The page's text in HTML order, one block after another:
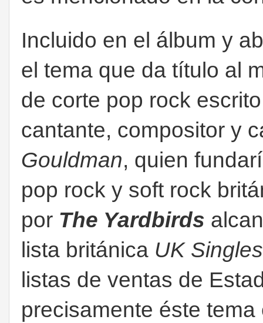
Incluido en el álbum y
el tema que da título al
de corte pop rock
cantante, compositor y
Gouldman, quien
pop rock y soft rock
por The Yardbirds
lista británica UK
listas de ventas de
precisamente éste